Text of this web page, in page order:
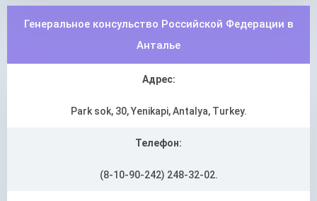
Генеральное консульство Российской Федерации в
Анталье
Адрес:
Park sok, 30, Yenikapi, Antalya, Turkey.
Телефон:
(8-10-90-242) 248-32-02.